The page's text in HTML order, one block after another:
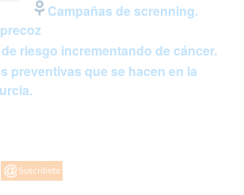
Campañas de screnning.
riesgo incrementando de cáncer.
preventivas que se hacen en la